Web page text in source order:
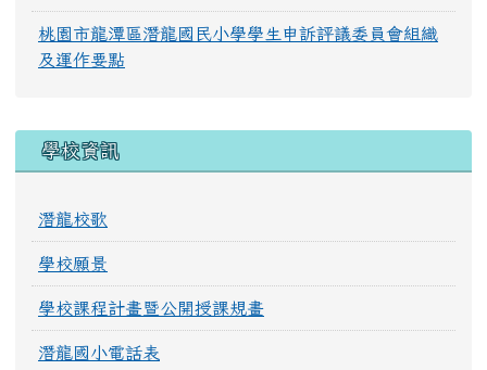
桃園市龍潭區潛龍國民小學學生申訴評議委員會組織
及運作要點
學校資訊
潛龍校歌
學校願景
學校課程計畫暨公開授課規畫
潛龍國小電話表